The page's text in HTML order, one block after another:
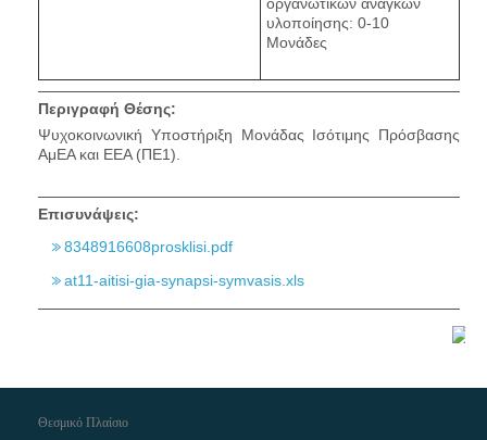
υλοποίησης: 0-10
Μονάδες
Περιγραφή Θέσης:
Ψυχοκοινωνική Υποστήριξη Μονάδας Ισότιμης Πρόσβασης
ΑμΕΑ και ΕΕΑ (ΠΕ1).
Επισυνάψεις:
8348916608prosklisi.pdf
at11-aitisi-gia-synapsi-symvasis.xls
Θεσμικό Πλαίσιο